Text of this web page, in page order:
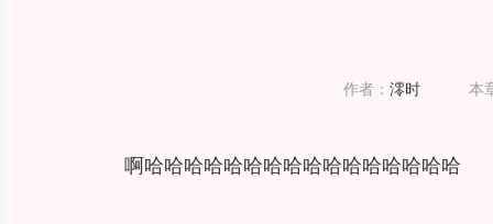
作者： 澪时 本
啊哈哈哈哈哈哈哈哈哈哈哈哈哈哈哈哈